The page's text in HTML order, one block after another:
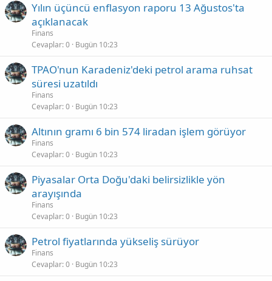
Yılın üçüncü enflasyon raporu 13 Ağustos'ta
açıklanacak
Finans
Cevaplar 0 Bugün 10:23
TPAO'nun Karadeniz'deki petrol arama ruhsat
süresi uzatıldı
Finans
Cevaplar 0 Bugün 10:23
Altının gramı 6 bin 574 liradan işlem görüyor
Finans
Cevaplar 0 Bugün 10:23
Piyasalar Orta Doğu'daki belirsizlikle yön
arayışında
Finans
Cevaplar 0 Bugün 10:23
Petrol fiyatlarında yükseliş sürüyor
Finans
Cevaplar 0 Bugün 10:23